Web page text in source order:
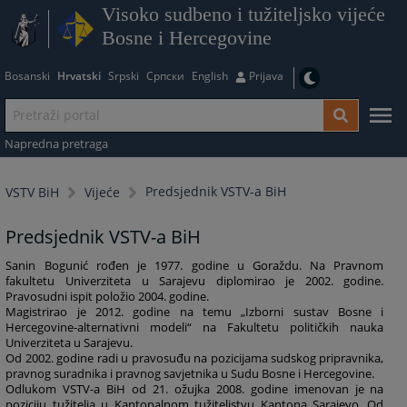
Visoko sudbeno i tužiteljsko vijeće
Bosne i Hercegovine
Bosanski Hrvatski Srpski Српски English Prijava
Napredna pretraga
VSTV BiH Vijeće Predsjednik VSTV-a BiH
Predsjednik VSTV-a BiH
Sanin Bogunić rođen je 1977. godine u Goraždu. Na Pravnom
fakultetu Univerziteta u Sarajevu diplomirao je 2002. godine.
Pravosudni ispit položio 2004. godine.
Magistrirao je 2012. godine na temu „Izborni sustav Bosne i
Hercegovine-alternativni modeli“ na Fakultetu političkih nauka
Univerziteta u Sarajevu.
Od 2002. godine radi u pravosuđu na pozicijama sudskog pripravnika,
pravnog suradnika i pravnog savjetnika u Sudu Bosne i Hercegovine.
Odlukom VSTV-a BiH od 21. ožujka 2008. godine imenovan je na